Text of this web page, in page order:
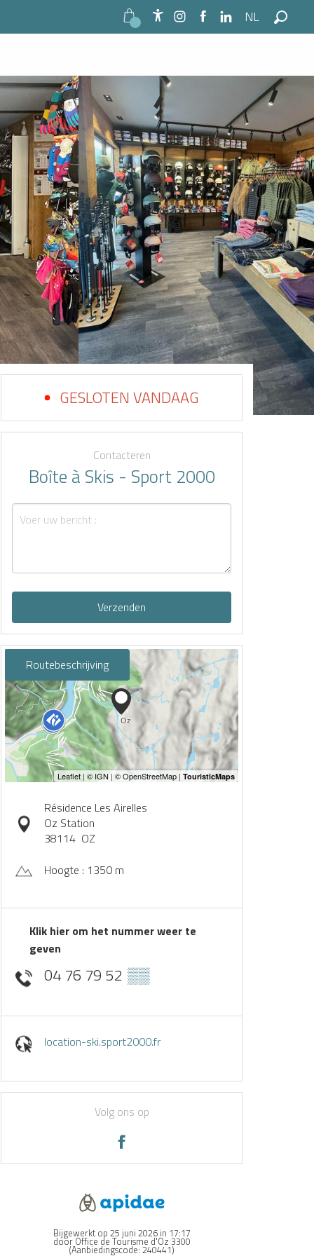
Accessibilité
NL
Zoek
Zie foto's (3)
GESLOTEN VANDAAG
Contacteren
Boîte à Skis - Sport 2000
Verzenden
Routebeschrijving
Résidence Les Airelles
Oz Station
38114 OZ
Hoogte : 1350 m
Klik hier om het nummer weer te
geven
04 76 79 52 ▒▒
location-ski.sport2000.fr
Volg ons op
Bijgewerkt op 25 juni 2026 in 17:17
door Office de Tourisme d'Oz 3300
(Aanbiedingscode: 240441)